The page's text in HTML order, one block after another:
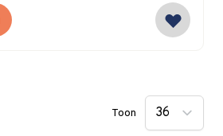
Toon